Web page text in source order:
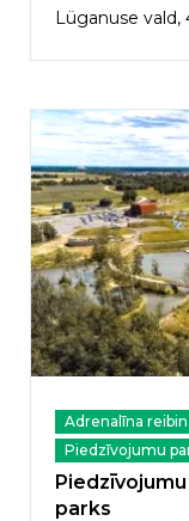
Lüganuse vald,
Adrenalīna
Piedzīvojumu
parks